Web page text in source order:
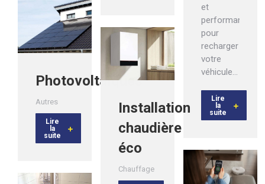
et
performantes
pour
recharger
votre
véhicule…
Lire
la
suite
Photovoltaïques
Autres
Lire
la
suite
Installation
chaudière
éco
Chauffage